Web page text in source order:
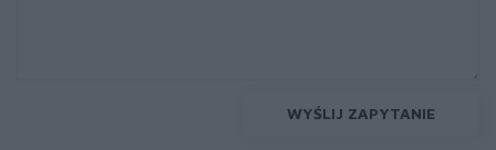
WYŚLIJ ZAPYTANIE